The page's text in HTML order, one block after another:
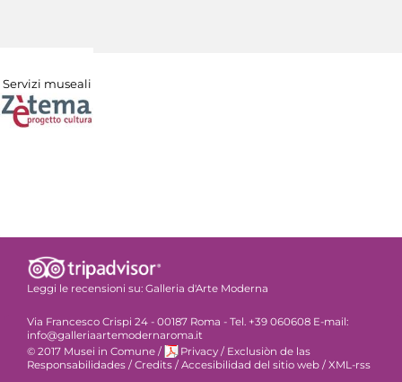
Servizi museali
Leggi le recensioni su: Galleria d'Arte Moderna
Via Francesco Crispi 24 - 00187 Roma - Tel. +39 060608 E-mail:
info@galleriaartemodernaroma.it
© 2017 Musei in Comune / Privacy / Exclusiòn de las
Responsabilidades /Credits /Accesibilidad del sitio web /XML-rss